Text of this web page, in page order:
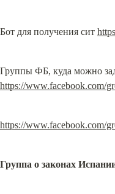
Бот для получения сит
https://www.facebook.com/
https://www.facebook.com/
Группа о законах